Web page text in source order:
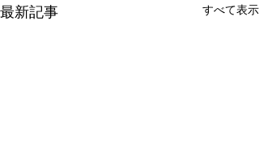
最新記事 すべて表示